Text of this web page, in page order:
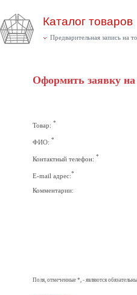
Каталог товаров
Предварительная запись на
Оформить заявку на
Товар: *
ФИО: *
Контактный телефон: *
E-mail адрес:*
Комментарии:
Поля, отмеченные *, - являются